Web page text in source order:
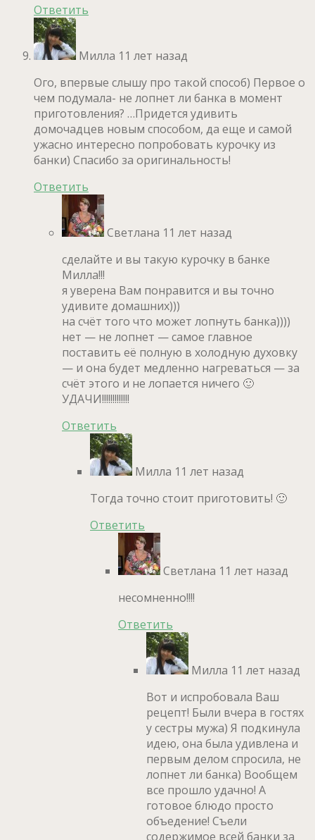
Ответить
Милла 11 лет назад
Ого, впервые слышу про такой способ) Первое о
чем подумала- не лопнет ли банка в момент
приготовления? …Придется удивить
домочадцев новым способом, да еще и самой
ужасно интересно попробовать курочку из
банки) Спасибо за оригинальность!
Ответить
Светлана 11 лет назад
сделайте и вы такую курочку в банке
Милла!!!
я уверена Вам понравится и вы точно
удивите домашних)))
на счёт того что может лопнуть банка))))
нет — не лопнет — самое главное
поставить её полную в холодную духовку
— и она будет медленно нагреваться — за
счёт этого и не лопается ничего 🙂
УДАЧИ!!!!!!!!!!!!!
Ответить
Милла 11 лет назад
Тогда точно стоит приготовить! 🙂
Ответить
Светлана 11 лет назад
несомненно!!!!
Ответить
Милла 11 лет назад
Вот и испробовала Ваш
рецепт! Были вчера в гостях
у сестры мужа) Я подкинула
идею, она была удивлена и
первым делом спросила, не
лопнет ли банка) Вообщем
все прошло удачно! А
готовое блюдо просто
объедение! Съели
содержимое всей банки за